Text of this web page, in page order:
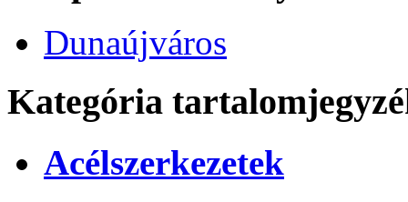
Dunaújváros
Kategória
Acélszerkezetek